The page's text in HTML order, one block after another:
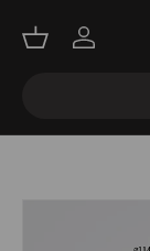
דילוג
התחברות
סל